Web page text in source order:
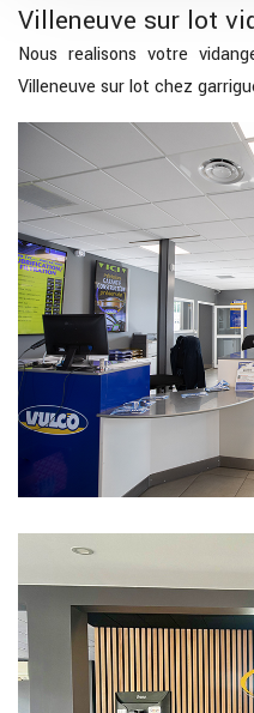
Villeneuve sur lot
Nous realisons votre
Villeneuve sur lot chez